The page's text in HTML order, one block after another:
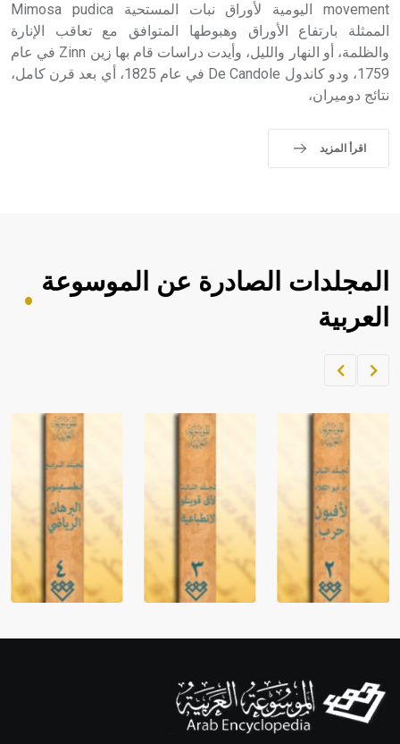
movement اليومية لأوراق نبات المستحية Mimosa pudica
الممثلة بارتفاع الأوراق وهبوطها المتوافق مع تعاقب الإنارة
والظلمة، أو النهار والليل، وأيدت دراسات قام بها زين Zinn في عام
1759، ودو كاندول De Candole في عام 1825، أي بعد قرن كامل،
نتائج دوميران،
اقرأ المزيد
المجلدات الصادرة عن الموسوعة
العربية